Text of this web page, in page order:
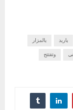
باربد بالمزار
وتفتتح